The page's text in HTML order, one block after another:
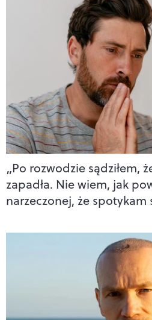
„Po rozwodzie sądziłem,
zapadła. Nie wiem, jak
narzeczonej, że spotykam